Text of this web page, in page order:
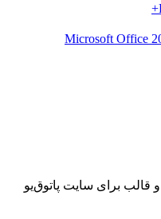
برای سایت پاتوق‌یو